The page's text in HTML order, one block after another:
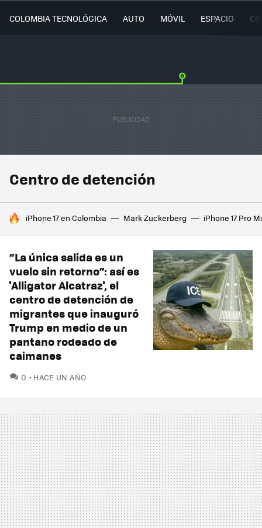
COLOMBIA TECNOLÓGICA AUTO MÓVIL ESPACIO
Centro de detención
HOY SE HABLA DE
iPhone 17 en Colombia Mark Zuckerberg iPhone 17 Pro
“La única salida es un
vuelo sin retorno”: así es
'Alligator Alcatraz', el
centro de detención de
migrantes que inauguró
Trump en medio de un
pantano rodeado de
caimanes
0 COMENTARIOS
HACE UN AÑO